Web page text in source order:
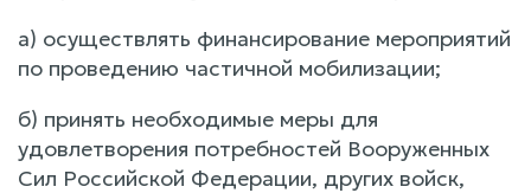
а) осуществлять финансирование мероприятий
по проведению частичной мобилизации;
б) принять необходимые меры для
удовлетворения потребностей Вооруженных
Сил Российской Федерации, других войск,